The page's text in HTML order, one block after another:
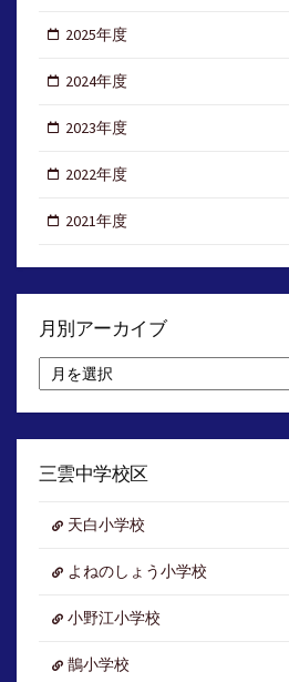
2025年度
2024年度
2023年度
2022年度
2021年度
月別アーカイブ
別
イ
三雲中学校区
天白小学校
よねのしょう小学校
小野江小学校
鵲小学校